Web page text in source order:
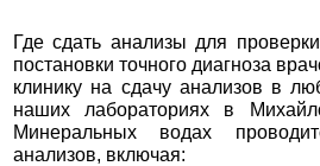
Где сдать анализы для
постановки точного диагноза
клинику на сдачу анализов в
наших лабораториях в
Минеральных водах
анализов, включая: